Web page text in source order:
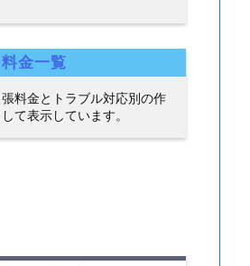
料金一覧
料金とトラブル対応別の作
て表示しています。